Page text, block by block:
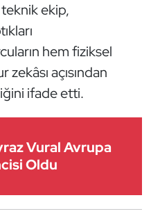
ekip,
hem fiziksel
zekâsı açısından
ifade etti.
Vural Avrupa
Oldu